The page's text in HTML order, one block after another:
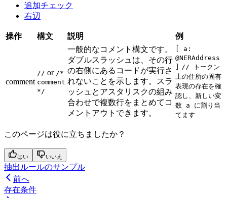
追加チェック
右辺
操作 構文 説明 例
comment
// or /*
comment
*/
一般的なコメント構文です。
ダブルスラッシュは、その行
の右側にあるコードが実行さ
れないことを示します。スラ
ッシュとアスタリスクの組み
合わせで複数行をまとめてコ
メントアウトできます。
[ a:
@NERAddress
// トークン
上の住所の固有
表現の存在を確
認し、新しい変
数 a に割り当
てます
このページは役に立ちましたか？
はい いいえ
抽出ルールのサンプル
前へ
存在条件